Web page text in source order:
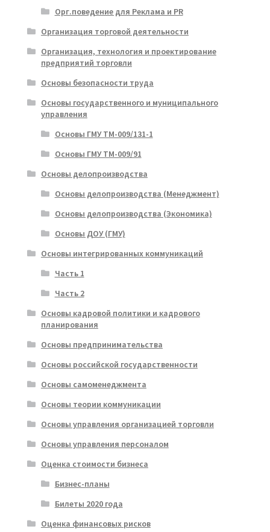
Орг.поведение для Реклама и PR
Организация торговой деятельности
Организация, технология и проектирование
предприятий торговли
Основы безопасности труда
Основы государственного и муниципального
управления
Основы ГМУ ТМ-009/131-1
Основы ГМУ ТМ-009/91
Основы делопроизводства
Основы делопроизводства (Менеджмент)
Основы делопроизводства (Экономика)
Основы ДОУ (ГМУ)
Основы интегрированных коммуникаций
Часть 1
Часть 2
Основы кадровой политики и кадрового
планирования
Основы предпринимательства
Основы российской государственности
Основы самоменеджмента
Основы теории коммуникации
Основы управления организацией торговли
Основы управления персоналом
Оценка стоимости бизнеса
Бизнес-планы
Билеты 2020 года
Оценка финансовых рисков